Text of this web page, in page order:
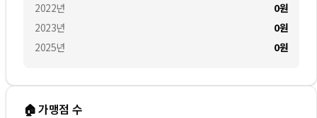
2022년
2023년
2025년
0원
0원
0원
🏠 가맹점 수